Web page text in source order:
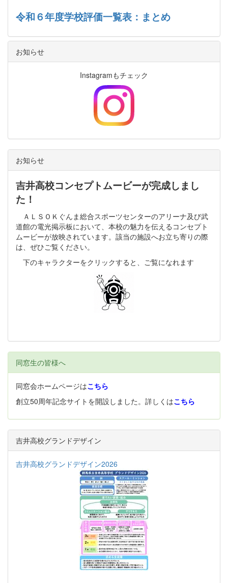
令和６年度学校評価一覧表：まとめ
お知らせ
Instagramもチェック
お知らせ
吉井高校コンセプトムービーが完成しまし
た！
ＡＬＳＯＫぐんま総合スポーツセンターのアリーナ及び武
道館の電光掲示板において、本校の魅力を伝えるコンセプト
ムービーが放映されています。該当の施設へお立ち寄りの際
は、ぜひご覧ください。
下のキャラクターをクリックすると、ご覧になれます
同窓生の皆様へ
同窓会ホームページはこちら
創立50周年記念サイトを開設しました。詳しくはこちら
吉井高校グランドデザイン
吉井高校グランドデザイン2026